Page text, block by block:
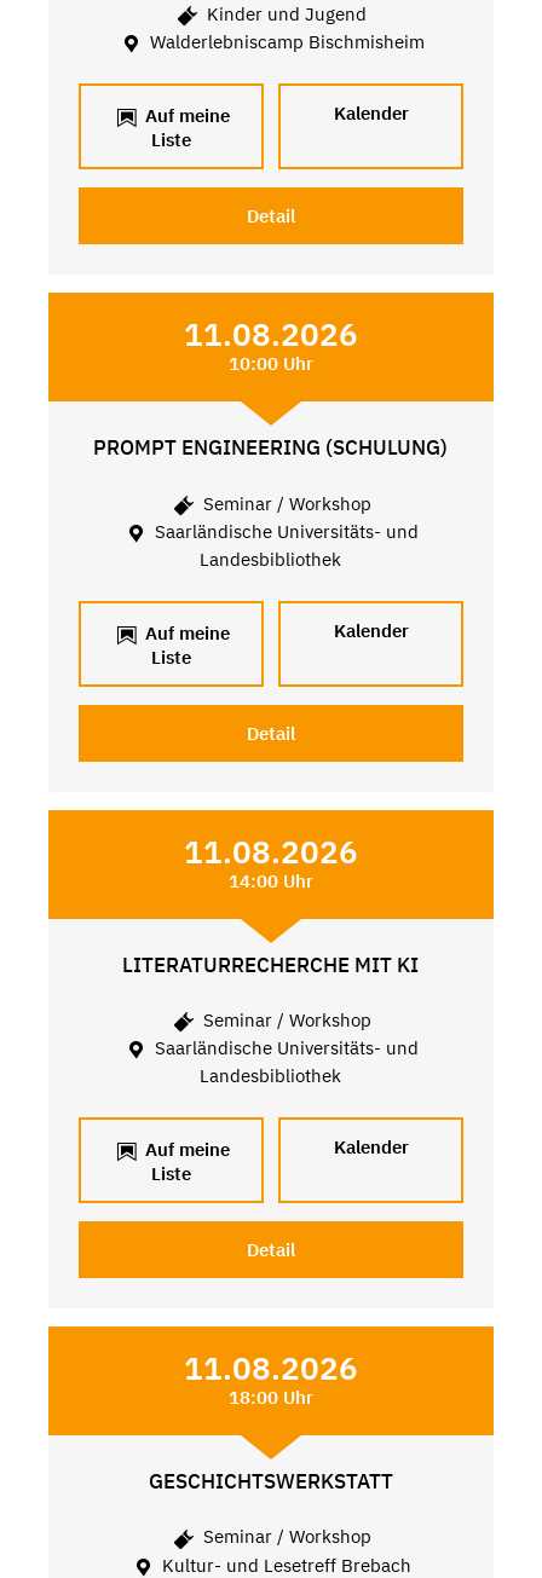
Kinder und Jugend
Walderlebniscamp Bischmisheim
Auf meine
Liste
Kalender
Detail
11.08.2026
10:00 Uhr
PROMPT ENGINEERING (SCHULUNG)
Seminar / Workshop
Saarländische Universitäts- und
Landesbibliothek
Auf meine
Liste
Kalender
Detail
11.08.2026
14:00 Uhr
LITERATURRECHERCHE MIT KI
Seminar / Workshop
Saarländische Universitäts- und
Landesbibliothek
Auf meine
Liste
Kalender
Detail
11.08.2026
18:00 Uhr
GESCHICHTSWERKSTATT
Seminar / Workshop
Kultur- und Lesetreff Brebach